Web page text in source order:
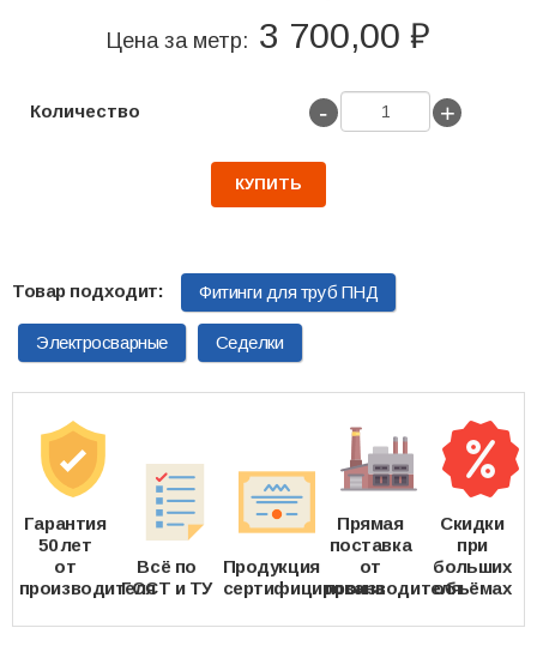
Цена за метр: 3 700,00 ₽
Количество - +
КУПИТЬ
Фитинги для труб ПНД
Электросварные Седелки
Гарантия
50 лет
от
производителя
Всё по
ГОСТ и ТУ
Продукция
сертифицирована
Прямая
поставка
от
производителя
Скидки
при
больших
объёмах